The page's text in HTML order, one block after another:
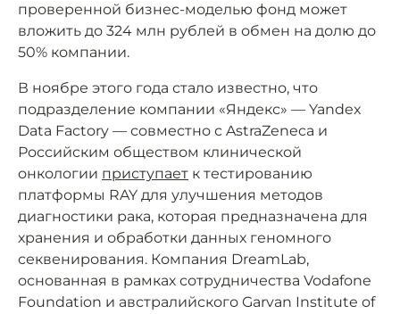
проверенной бизнес-моделью фонд может
вложить до 324 млн рублей в обмен на долю до
50% компании.
В ноябре этого года стало известно, что
подразделение компании «Яндекс» — Yandex
Data Factory — совместно с AstraZeneca и
Российским обществом клинической
онкологии приступает к тестированию
платформы RAY для улучшения методов
диагностики рака, которая предназначена для
хранения и обработки данных геномного
секвенирования. Компания DreamLab,
основанная в рамках сотрудничества Vodafone
Foundation и австралийского Garvan Institute of